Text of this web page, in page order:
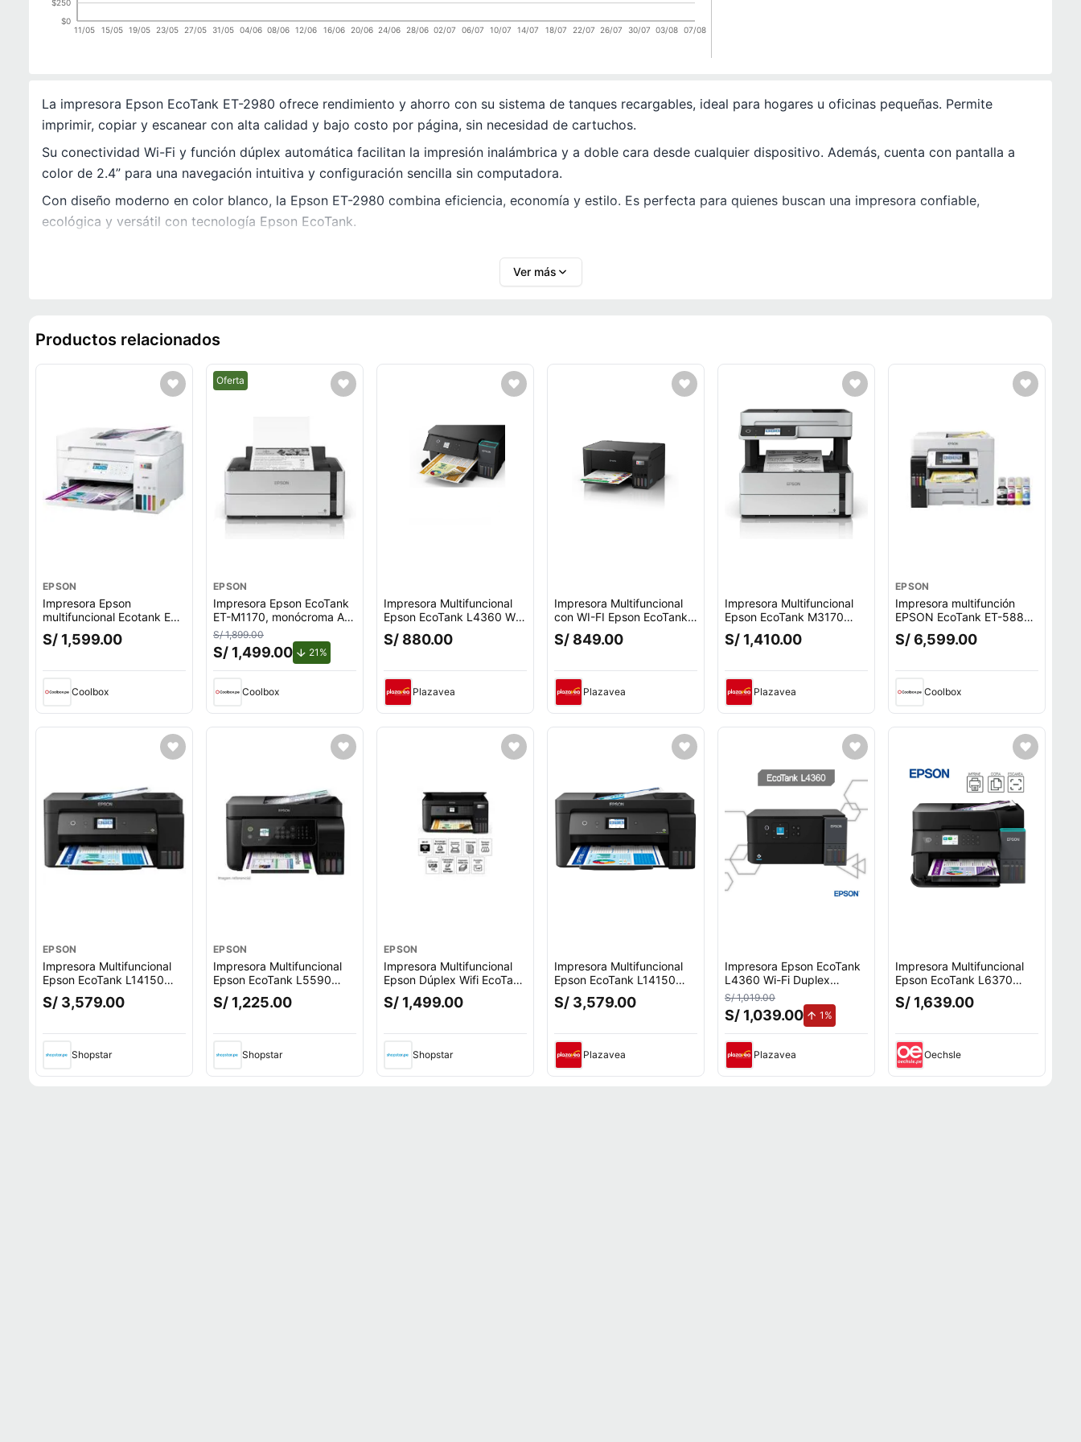
11/05 15/05 19/05 23/05 27/05 31/05 04/06 08/06 12/06 16/06 20/06 24/06 28/06 02/07 06/07 10/07 14/07 18/07 22/07 26/07 30/07 03/08 07/08
$0
$250
La impresora Epson EcoTank ET-2980 ofrece rendimiento y ahorro con su sistema de tanques recargables, ideal para hogares u oficinas pequeñas. Permite
imprimir, copiar y escanear con alta calidad y bajo costo por página, sin necesidad de cartuchos.
Su conectividad Wi-Fi y función dúplex automática facilitan la impresión inalámbrica y a doble cara desde cualquier dispositivo. Además, cuenta con pantalla a
color de 2.4” para una navegación intuitiva y configuración sencilla sin computadora.
Con diseño moderno en color blanco, la Epson ET-2980 combina eficiencia, economía y estilo. Es perfecta para quienes buscan una impresora confiable,
ecológica y versátil con tecnología Epson EcoTank.
Ver más
Productos relacionados
EPSON
Impresora Epson
multifuncional Ecotank ET-
3850 inalámbrica, Wi-Fi,
pantalla 2.4'', sin
S/ 1,599.00
Coolbox
Mejor precio.
Oferta
EPSON
Impresora Epson EcoTank
ET-M1170, monócroma A4,
dúplex, Wi-Fi Direct, USB,
Ethernet
S/ 1,899.00
S/ 1,499.00 21%
Coolbox
Impresora Multifuncional
Epson EcoTank L4360 Wi-
Fi Dúplex Califica este
producto
S/ 880.00
Plazavea
Impresora Multifuncional
con WI-FI Epson EcoTank
L3250
S/ 849.00
Plazavea
Impresora Multifuncional
Epson EcoTank M3170
Monocromática Wi-Fi
S/ 1,410.00
Plazavea
EPSON
Impresora multifunción
EPSON EcoTank ET-5880,
ADF, Fax, Wi-Fi, LAN,
pantalla táctil, blanco
S/ 6,599.00
Coolbox
EPSON
Impresora Multifuncional
Epson EcoTank L14150
A3+ con Wi-Fi
S/ 3,579.00
Shopstar
EPSON
Impresora Multifuncional
Epson EcoTank L5590
Sistema Continuo Wi-Fi
S/ 1,225.00
Shopstar
EPSON
Impresora Multifuncional
Epson Dúplex Wifi EcoTank
L4260
S/ 1,499.00
Shopstar
Impresora Multifuncional
Epson EcoTank L14150
A3+ con Wi-Fi
S/ 3,579.00
Plazavea
Impresora Epson EcoTank
L4360 Wi-Fi Duplex
Multifuncional Color
S/ 1,019.00
S/ 1,039.00 1%
Plazavea
Impresora Multifuncional
Epson EcoTank L6370
Dúplex WiFi
S/ 1,639.00
Oechsle